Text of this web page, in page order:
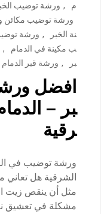
م
, ورشة توضيب
ورشة توضيب مكائن
نة الخبر
, ورشة
ب مكينة في الدمام
,
بر
, ورشة قير الدمام
افضل
بر –
رقية
ورشة توضيب في
الشرقية هل
مثل أن ينقص زيت
مشكلة في تعشيق